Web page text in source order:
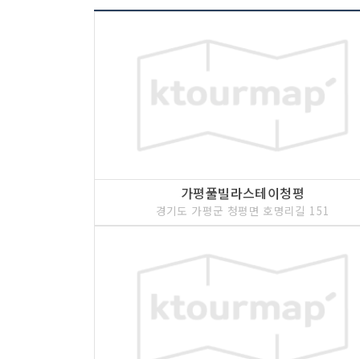
4 코스 : 모곡밤벌유원지
가평풀빌라스테이청평
경기도 가평군 청평면 호명리길 151